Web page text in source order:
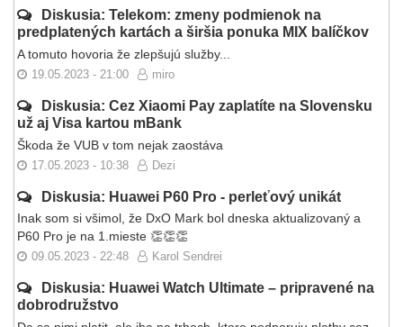
Diskusia: Telekom: zmeny podmienok na
predplatených kartách a širšia ponuka MIX balíčkov
A tomuto hovoria že zlepšujú služby...
19.05.2023 - 21:00 miro
Diskusia: Cez Xiaomi Pay zaplatíte na Slovensku
už aj Visa kartou mBank
Škoda že VUB v tom nejak zaostáva
17.05.2023 - 10:38 Dezi
Diskusia: Huawei P60 Pro - perleťový unikát
Inak som si všimol, že DxO Mark bol dneska aktualizovaný a
P60 Pro je na 1.mieste 👏👏👏
09.05.2023 - 22:48 Karol Sendrei
Diskusia: Huawei Watch Ultimate – pripravené na
dobrodružstvo